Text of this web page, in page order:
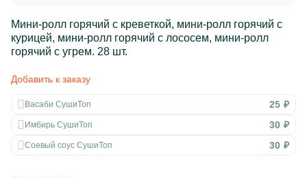
Мини-ролл горячий с креветкой, мини-ролл горячий с
курицей, мини-ролл горячий с лососем, мини-ролл
горячий с угрем. 28 шт.
Добавить к заказу
Васаби СушиТоп 25 ₽
Имбирь СушиТоп 30 ₽
Соевый соус СушиТоп 30 ₽